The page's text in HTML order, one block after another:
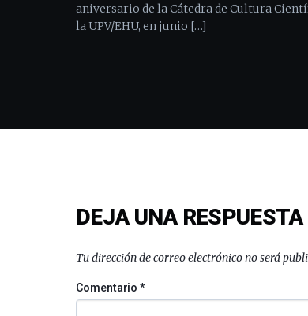
aniversario de la Cátedra de Cultura
la UPV/EHU, en junio […]
DEJA UNA RESPUESTA
Tu dirección de correo electrónico no será
Comentario*